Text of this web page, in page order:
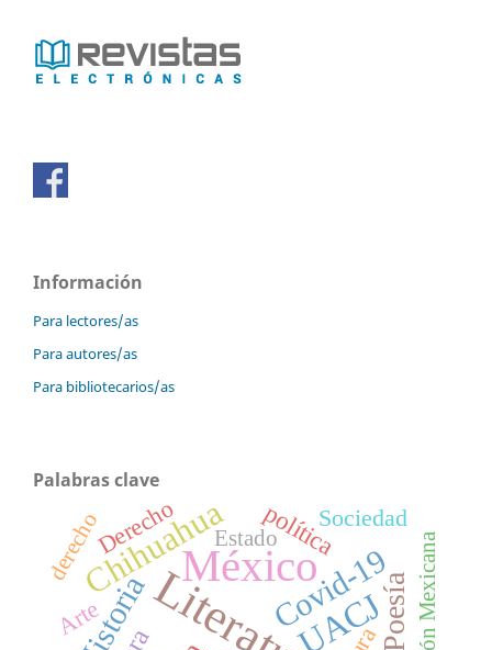
Información
Para lectores/as
Para autores/as
Para bibliotecarios/as
Palabras clave
México
UACJ
Chihuahua
Historia Covid-19
Poesía
política
Arte
Sociedad
Derecho
derecho Estado